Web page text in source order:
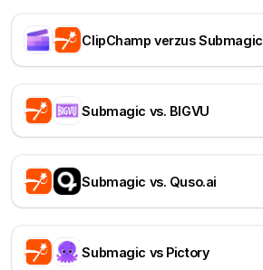
ClipChamp verzus Submagic
Submagic vs. BIGVU
Submagic vs. Quso.ai
Submagic vs Pictory